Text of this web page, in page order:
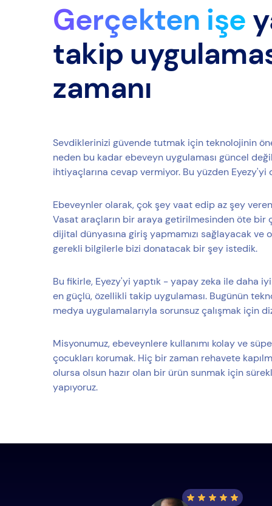
Gerçekten işe
takip
zamanı
Sevdiklerinizi güvende tutmak için teknolojinin
neden bu kadar ebeveyn uygulaması güncel
ihtiyaçlarına cevap vermiyor. Bu yüzden Eyezy'yi
Ebeveynler olarak, çok şey vaat edip az şey
Vasat araçların bir araya getirilmesinden öte bir
dijital dünyasına giriş yapmamızı sağlayacak ve
gerekli bilgilerle bizi donatacak bir şey istedik.
Bu fikirle, Eyezy'yi yaptık - yapay zeka ile daha
en güçlü, özellikli takip uygulaması. Bugünün
medya uygulamalarıyla sorunsuz çalışmak için
Misyonumuz, ebeveynlere kullanımı kolay ve
çocukları korumak. Hiç bir zaman rehavete
olursa olsun hazır olan bir ürün sunmak için
yapıyoruz.